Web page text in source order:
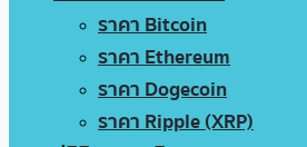
ราคา Bitcoin
ราคา Ethereum
ราคา Dogecoin
ราคา Ripple (XRP)